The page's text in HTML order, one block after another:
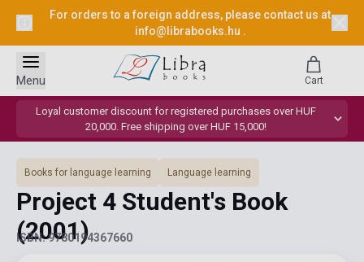
For orders to a foreign address, please contact us at
info@librabooks.hu .
Loyal customer discount for registered purchases over HUF
20,000. Free shipping over HUF 15,000!
Menu Cart
Books for language learning Language learning
Project 4 Student's Book
(2001)
ISBN: 9780194367660